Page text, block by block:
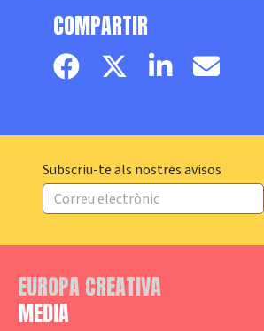
COMPARTIR
Facebook pageTwitter page
LinkedinEmail
Subscriu-te als nostres avisos
EUROPA CREATIVA
MEDIA